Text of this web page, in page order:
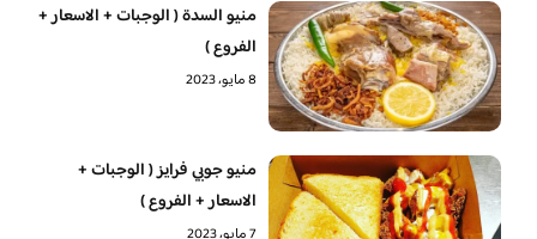
منيو السدة ( الوجبات + الاسعار +
الفروع )
8 مايو، 2023
منيو جوبي فرايز ( الوجبات +
الاسعار + الفروع )